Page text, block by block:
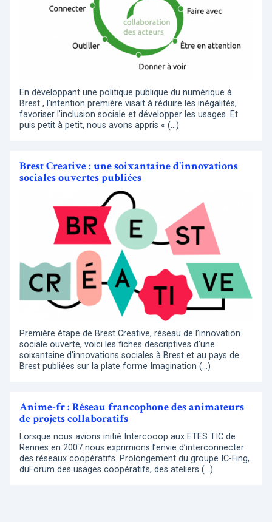
En développant une politique publique du numérique à
Brest , l’intention première visait à réduire les inégalités,
favoriser l’inclusion sociale et développer les usages. Et
puis petit à petit, nous avons appris « (…)
Brest Creative : une soixantaine d’innovations
sociales ouvertes publiées
Première étape de Brest Creative, réseau de l’innovation
sociale ouverte, voici les fiches descriptives d’une
soixantaine d’innovations sociales à Brest et au pays de
Brest publiées sur la plate forme Imagination (…)
Anime-fr : Réseau francophone des animateurs
de projets collaboratifs
Lorsque nous avions initié Intercooop aux ETES TIC de
Rennes en 2007 nous exprimions l’envie d’interconnecter
des réseaux coopératifs. Prolongement du groupe IC-Fing,
duForum des usages coopératifs, des ateliers (…)